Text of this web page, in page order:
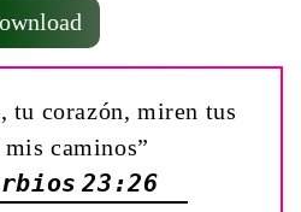
tu corazón, miren tus
caminos”
23:26